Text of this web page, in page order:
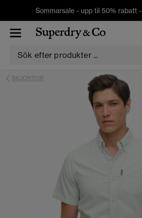
Sommarsale - upp til 50% rabatt -
SKJORTOR